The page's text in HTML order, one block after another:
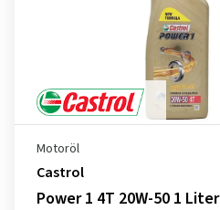
Motoröl
Castrol
Power 1 4T 20W-50 1 Liter